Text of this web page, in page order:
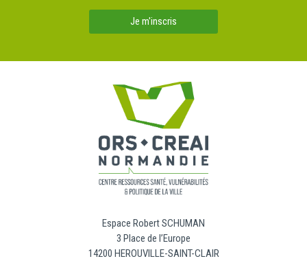
Je m'inscris
Espace Robert SCHUMAN
3 Place de l’Europe
14200 HEROUVILLE-SAINT-CLAIR